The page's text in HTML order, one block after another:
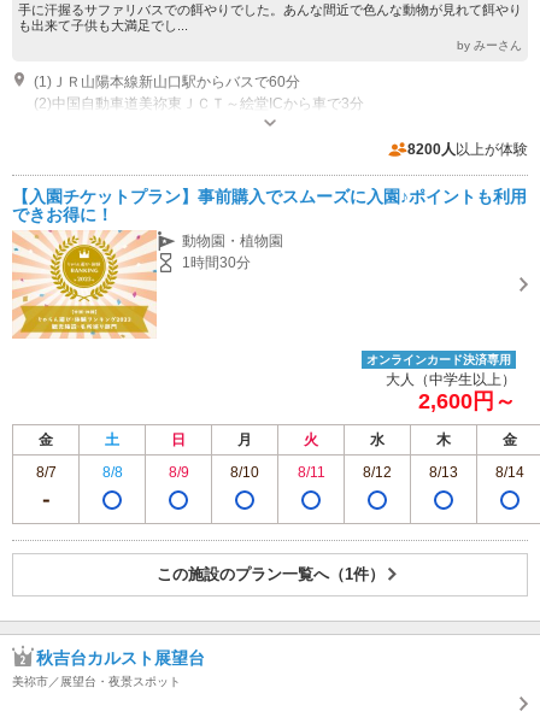
手に汗握るサファリバスでの餌やりでした。あんな間近で色んな動物が見れて餌やり
も出来て子供も大満足でし...
by みーさん
(1)ＪＲ山陽本線新山口駅からバスで60分
(2)中国自動車道美祢東ＪＣＴ～絵堂ICから車で3分
営業時間：4月～9月 9：30～16：45 、10月～3月 9：30～16：15 休館
8200人 以上が体験
【入園チケットプラン】事前購入でスムーズに入園♪ポイントも利用
できお得に！
動物園・植物園
1時間30分
オンラインカード決済専用
大人（中学生以上）
2,600円～
金 土 日 月 火 水 木
金
8/7
8/8 8/9 8/10 8/11 8/12 8/13 8/14
この施設のプラン一覧へ（1件）
秋吉台カルスト展望台
美祢市／展望台・夜景スポット